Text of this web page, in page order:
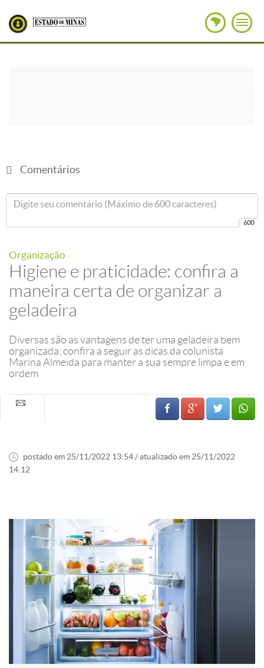
Comentários
600
Organização
Higiene e praticidade: confira a
maneira certa de organizar a
geladeira
Diversas são as vantagens de ter uma geladeira bem
organizada; confira a seguir as dicas da colunista
Marina Almeida para manter a sua sempre limpa e em
ordem
postado em 25/11/2022 13:54 / atualizado em 25/11/2022
14:12